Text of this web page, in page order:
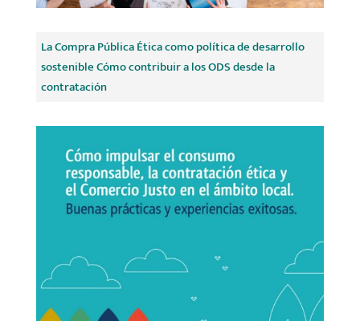
La Compra Pública Ética como política de desarrollo
sostenible Cómo contribuir a los ODS desde la
contratación